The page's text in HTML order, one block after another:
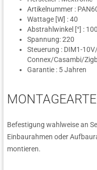
Artikelnummer :
Wattage [W] : 40
Abstrahlwinkel [°] : 100
Spannung: 220
Steuerung : DIM1-
Connex/Casambi/
Garantie : 5 Jahren
Befestigung wahlweise an
Einbaurahmen oder
montieren.